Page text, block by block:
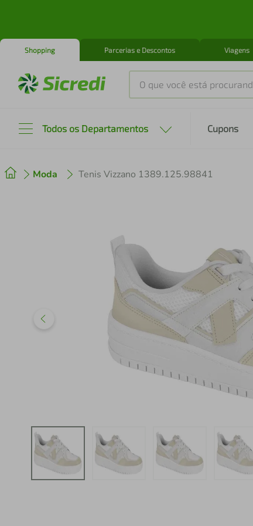
Shopping Parcerias e Descontos Viagens
O que você está procurando?
Todos os Departamentos Cupons
Moda Tenis Vizzano 1389.125.98841
2º cafeteira
iphone